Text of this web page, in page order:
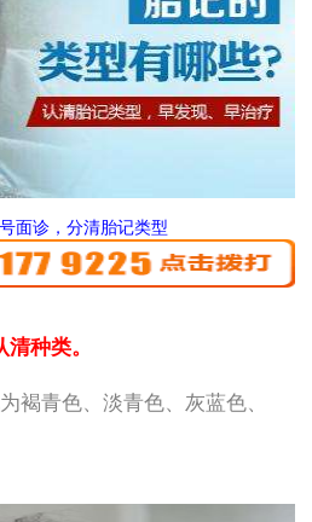
面诊，分清胎记类型
种类。
褐青色、淡青色、灰蓝色、